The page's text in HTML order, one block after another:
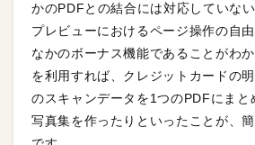
かのPDFとの結合には対応していない
プレビューにおけるページ操作の自
なかのボーナス機能であることがわ
を利用すれば、クレジットカードの
のスキャンデータを1つのPDFにまと
写真集を作ったりといったことが、